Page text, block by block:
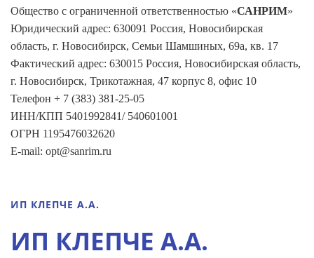
Общество с ограниченной ответственностью «САНРИМ»
Юридический адрес: 630091 Россия, Новосибирская
область, г. Новосибирск, Семьи Шамшиных, 69а, кв. 17
Фактический адрес: 630015 Россия, Новосибирская область,
г. Новосибирск, Трикотажная, 47 корпус 8, офис 10
Телефон + 7 (383) 381-25-05
ИНН/КПП 5401992841/ 540601001
ОГРН 1195476032620
E-mail: opt@sanrim.ru
ИП КЛЕПЧЕ А.А.
ИП КЛЕПЧЕ А.А.